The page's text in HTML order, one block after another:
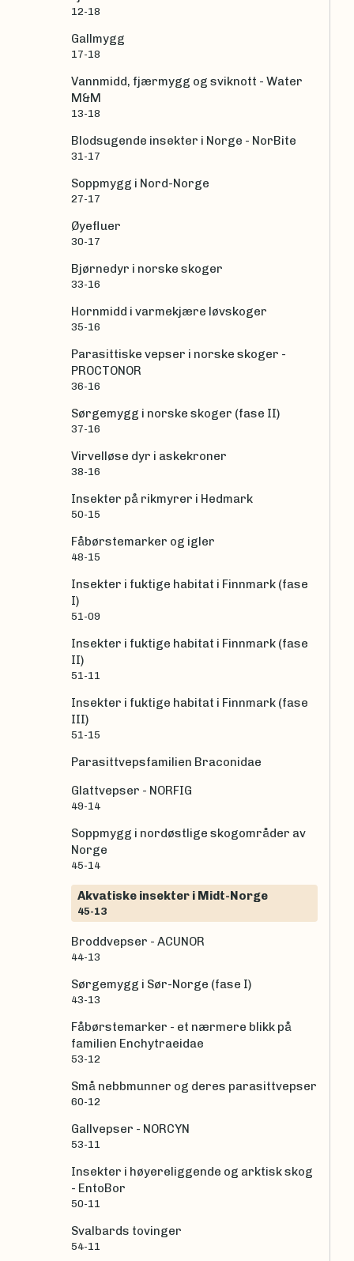
12-18
Gallmygg
17-18
Vannmidd, fjærmygg og sviknott - Water
M&M
13-18
Blodsugende insekter i Norge - NorBite
31-17
Soppmygg i Nord-Norge
27-17
Øyefluer
30-17
Bjørnedyr i norske skoger
33-16
Hornmidd i varmekjære løvskoger
35-16
Parasittiske vepser i norske skoger -
PROCTONOR
36-16
Sørgemygg i norske skoger (fase II)
37-16
Virvelløse dyr i askekroner
38-16
Insekter på rikmyrer i Hedmark
50-15
Fåbørstemarker og igler
48-15
Insekter i fuktige habitat i Finnmark (fase
I)
51-09
Insekter i fuktige habitat i Finnmark (fase
II)
51-11
Insekter i fuktige habitat i Finnmark (fase
III)
51-15
Parasittvepsfamilien Braconidae
Glattvepser - NORFIG
49-14
Soppmygg i nordøstlige skogområder av
Norge
45-14
Akvatiske insekter i Midt-Norge
45-13
Broddvepser - ACUNOR
44-13
Sørgemygg i Sør-Norge (fase I)
43-13
Fåbørstemarker - et nærmere blikk på
familien Enchytraeidae
53-12
Små nebbmunner og deres parasittvepser
60-12
Gallvepser - NORCYN
53-11
Insekter i høyereliggende og arktisk skog
- EntoBor
50-11
Svalbards tovinger
54-11